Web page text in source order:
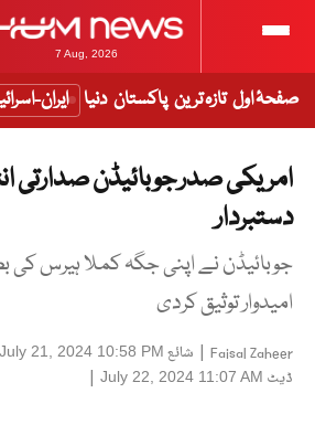
7 Aug, 2026
صفحۂ اول تازہ ترین پاکستان دنیا ایران-
امریکی صدر جوبائیڈن صدارتی
دستبردار
جوبائیڈن نے اپنی جگہ کملا ہیرس کی
امیدوار توثیق کردی
Faisal Zaheer
| شائع July 21, 2024 10:58 PM
ڈیٹ July 22, 2024 11:07 AM
|